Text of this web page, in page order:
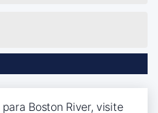
Boston River, visite